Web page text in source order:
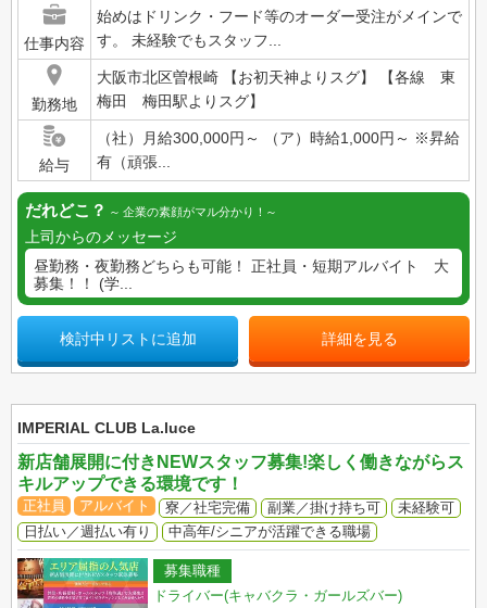
仕事内容
始めはドリンク・フード等のオーダー受注がメインで
す。 未経験でもスタッフ...
勤務地
大阪市北区曽根崎 【お初天神よりスグ】 【各線 東
梅田 梅田駅よりスグ】
給与
（社）月給300,000円～ （ア）時給1,000円～ ※昇給
有（頑張...
だれどこ？ 企業の素顔がマル分かり！
上司からのメッセージ
昼勤務・夜勤務どちらも可能！ 正社員・短期アルバイト 大
募集！！ (学...
検討中リストに追加 詳細を見る
IMPERIAL CLUB La.luce
新店舗展開に付きNEWスタッフ募集!楽しく働きながらス
キルアップできる環境です！
正社員 アルバイト 寮／社宅完備 副業／掛け持ち可
未経験可
日払い／週払い有り
中高年/シニアが活躍できる職場
募集職種
ドライバー(キャバクラ・ガールズバー)